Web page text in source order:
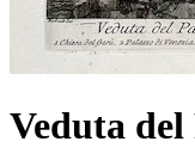
Veduta